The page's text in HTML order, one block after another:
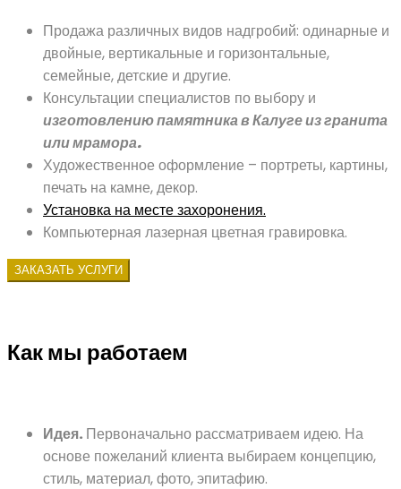
Продажа различных видов надгробий: одинарные и
двойные, вертикальные и горизонтальные,
семейные, детские и другие.
Консультации специалистов по выбору и
изготовлению памятника в Калуге из гранита
или мрамора.
Художественное оформление – портреты, картины,
печать на камне, декор.
Установка на месте захоронения.
Компьютерная лазерная цветная гравировка.
ЗАКАЗАТЬ УСЛУГИ
Как мы работаем
Идея. Первоначально рассматриваем идею. На
основе пожеланий клиента выбираем концепцию,
стиль, материал, фото, эпитафию.